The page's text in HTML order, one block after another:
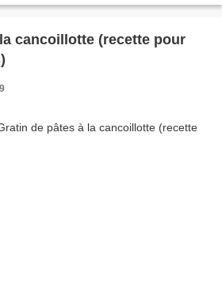
cancoillotte (recette pour